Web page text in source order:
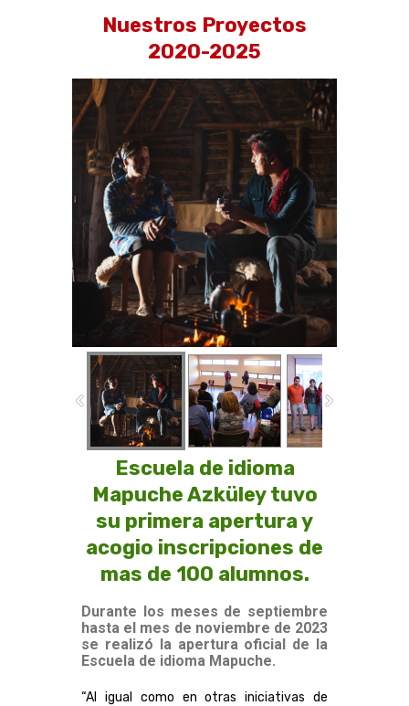
Nuestros Proyectos
2020-2025
Escuela de idioma
Mapuche Azküley tuvo
su primera apertura y
acogio inscripciones de
mas de 100 alumnos.
Durante los meses de septiembre
hasta el mes de noviembre de 2023
se realizó la apertura oficial de la
Escuela de idioma Mapuche.
“Al igual como en otras iniciativas de